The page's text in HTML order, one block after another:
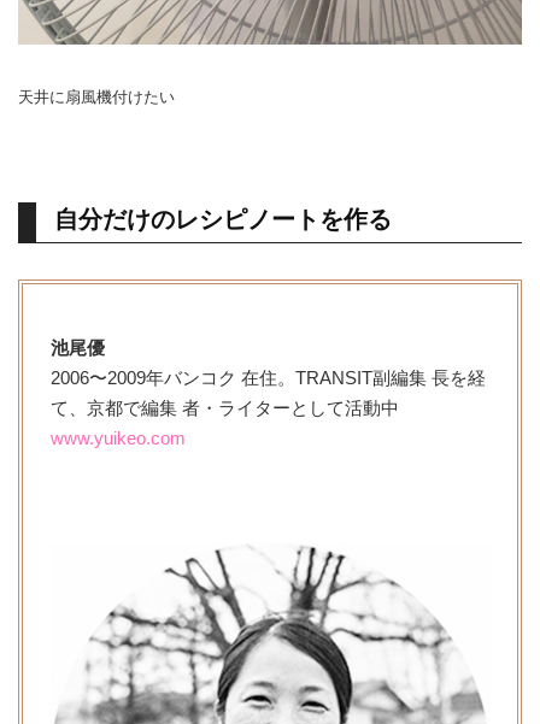
天井に扇風機付けたい
自分だけのレシピノートを作る
池尾優
2006〜2009年バンコク 在住。TRANSIT副編集 長を経
て、京都で編集 者・ライターとして活動中
www.yuikeo.com